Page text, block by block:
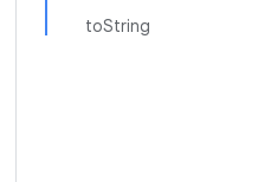
toString